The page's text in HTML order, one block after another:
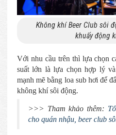
Không khí Beer Club sôi
khuấy động
Với nhu cầu trên thì lựa chọn
suất lớn là lựa chọn hợp lý
mạnh mẽ bằng loa sub hơi để
không khí sôi động.
>>> Tham khảo thêm:
cho quán nhậu, beer club